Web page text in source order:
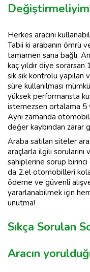
Herkes aracını
Tabii ki arabanın ömrü
tamamen sana bağlı.
kaç yıldır diye
sık sık kontrolü yapılan
süre kullanılması
yüksek performansta
istemezsen ortalama 5
Aynı zamanda
değer kaybından zarar
Araba satılan siteler
araçlarla ilgili
sahiplerine sorup
da 2.el otomobilleri
ödeme ve güvenli
yararlanabilmek için
unutma!
Sıkça Sorulan
Aracın